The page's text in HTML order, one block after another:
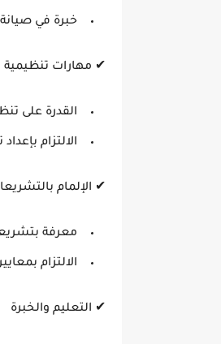
خبرة في
✔ مهارات تنظيمية
القدرة على
الالتزام
✔ الإلمام
معرفة
الالتزام
✔ التعليم والخبرة